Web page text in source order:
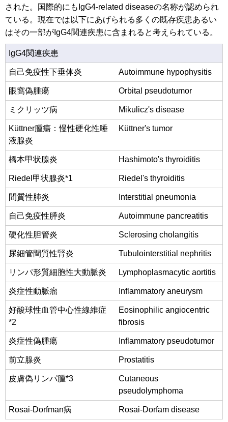
された。国際的にもIgG4-related diseaseの名称が認められ
ている。現在では以下にあげられる多くの既存疾患あるい
はその一部がIgG4関連疾患に含まれると考えられている。
IgG4関連疾患
自己免疫性下垂体炎 Autoimmune hypophysitis
眼窩偽腫瘍 Orbital pseudotumor
ミクリッツ病 Mikulicz's disease
Küttner腫瘍：慢性硬化性唾
液腺炎
Küttner's tumor
橋本甲状腺炎 Hashimoto's thyroiditis
Riedel甲状腺炎*1 Riedel's thyroiditis
間質性肺炎 Interstitial pneumonia
自己免疫性膵炎 Autoimmune pancreatitis
硬化性胆管炎 Sclerosing cholangitis
尿細管間質性腎炎 Tubulointerstitial nephritis
リンパ形質細胞性大動脈炎 Lymphoplasmacytic aortitis
炎症性動脈瘤 Inflammatory aneurysm
好酸球性血管中心性線維症
*2
Eosinophilic angiocentric
fibrosis
炎症性偽腫瘍 Inflammatory pseudotumor
前立腺炎 Prostatitis
皮膚偽リンパ腫*3
Cutaneous
pseudolymphoma
Rosai-Dorfman病 Rosai-Dorfam disease